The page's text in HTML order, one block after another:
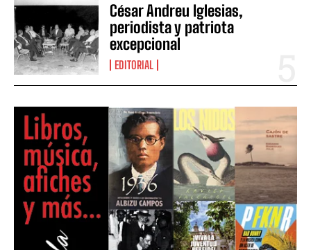
César Andreu Iglesias,
periodista y patriota
excepcional
EDITORIAL